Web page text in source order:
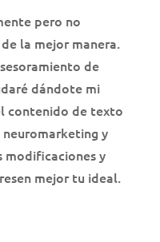
pero no
la mejor manera.
de
dándote mi
contenido de texto
y
modificaciones y
mejor tu ideal.